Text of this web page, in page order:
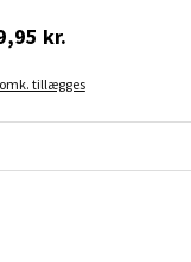
kr.
tillægges